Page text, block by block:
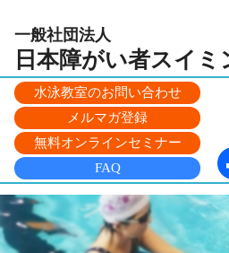
一般社団法人
日本障がい者スイミ
水泳教室のお問い合わせ
メルマガ登録
無料オンラインセミナー
FAQ